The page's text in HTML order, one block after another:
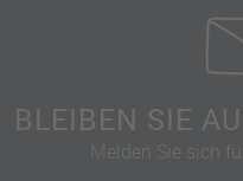
BLEIBEN SIE
Melden Sie sich